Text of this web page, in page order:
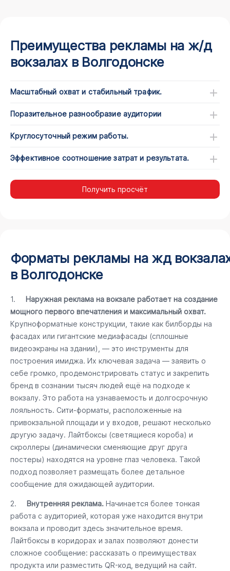
Преимущества рекламы на ж/д
вокзалах в Волгодонске
Масштабный охват и стабильный трафик.
Поразительное разнообразие аудитории
Круглосуточный режим работы.
Эффективное соотношение затрат и результата.
Получить просчёт
Форматы рекламы на жд
в Волгодонске
1. Наружная реклама на вокзале работает на создание
мощного первого впечатления и максимальный охват.
Крупноформатные конструкции, такие как билборды на
фасадах или гигантские медиафасады (сплошные
видеоэкраны на здании), — это инструменты для
построения имиджа. Их ключевая задача — заявить о
себе громко, продемонстрировать статус и закрепить
бренд в сознании тысяч людей ещё на подходе к
вокзалу. Это работа на узнаваемость и долгосрочную
лояльность. Сити-форматы, расположенные на
привокзальной площади и у входов, решают несколько
другую задачу. Лайтбоксы (светящиеся короба) и
скроллеры (динамически сменяющие друг друга
постеры) находятся на уровне глаз человека. Такой
подход позволяет размещать более детальное
сообщение для ожидающей аудитории.
2. Внутренняя реклама. Начинается более тонкая
работа с аудиторией, которая уже находится внутри
вокзала и проводит здесь значительное время.
Лайтбоксы в коридорах и залах позволяют донести
сложное сообщение: рассказать о преимуществах
продукта или разместить QR-код, ведущий на сайт.